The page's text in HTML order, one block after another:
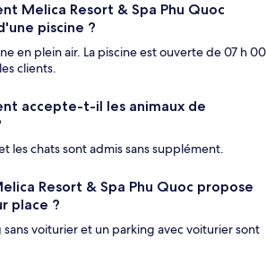
Melica Resort & Spa Phu Quoc
piscine ?
en plein air. La piscine est ouverte de 07 h 00
clients.
accepte-t-il les animaux de
les chats sont admis sans supplément.
Resort & Spa Phu Quoc propose
place ?
voiturier et un parking avec voiturier sont